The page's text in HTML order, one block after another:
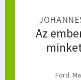
Az
Ford.